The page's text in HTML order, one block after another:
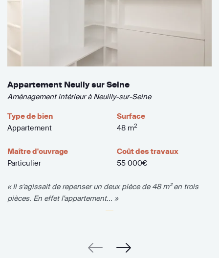
Appartement Neully sur Seine
Aménagement intérieur à Neuilly-sur-Seine
Type de bien
Appartement
Surface
48 m2
Maître d'ouvrage
Particulier
Coût des travaux
55 000€
« Il s'agissait de repenser un deux pièce de 48 m² en trois
pièces. En effet l'appartement... »